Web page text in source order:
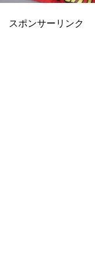
スポンサーリンク